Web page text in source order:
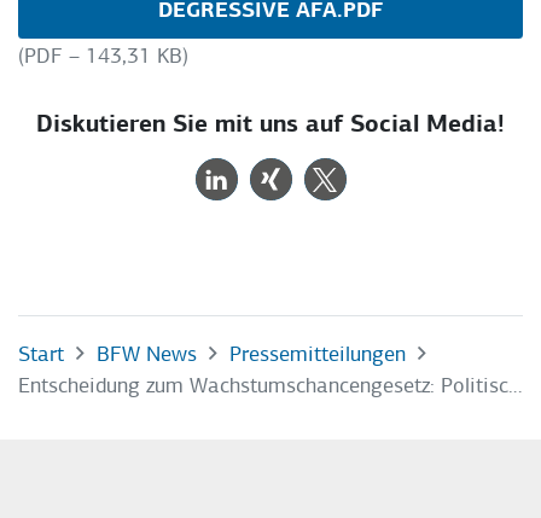
DEGRESSIVE AFA.PDF
(PDF – 143,31 KB)
Diskutieren Sie mit uns auf Social Media!
Start BFW News
Pressemitteilungen
Entscheidung zum Wachstumschancengesetz: Politischer Irrsinn durch unverantwortliches Handeln